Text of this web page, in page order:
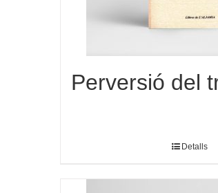
Perversió del
Detalls